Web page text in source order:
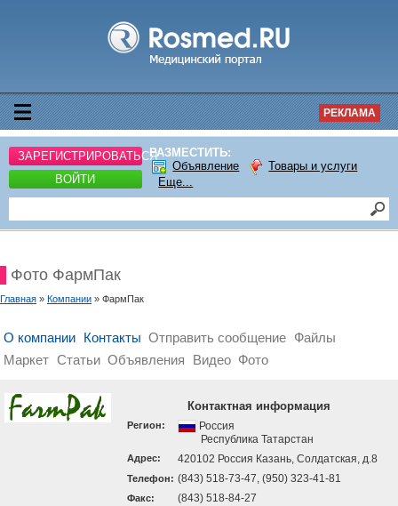
РЕКЛАМА
ЗАРЕГИСТРИРОВАТЬСЯ
ВОЙТИ
РАЗМЕСТИТЬ:
Объявление
Товары и услуги
Еще...
Фото ФармПак
Главная » Компании » ФармПак
О компании Контакты Отправить сообщение Файлы
Маркет Статьи Объявления Видео Фото
Контактная информация
Регион:
Россия
Республика Татарстан
Адрес: 420102 Россия Казань, Солдатская, д.8
Телефон: (843) 518-73-47, (950) 323-41-81
Факс: (843) 518-84-27